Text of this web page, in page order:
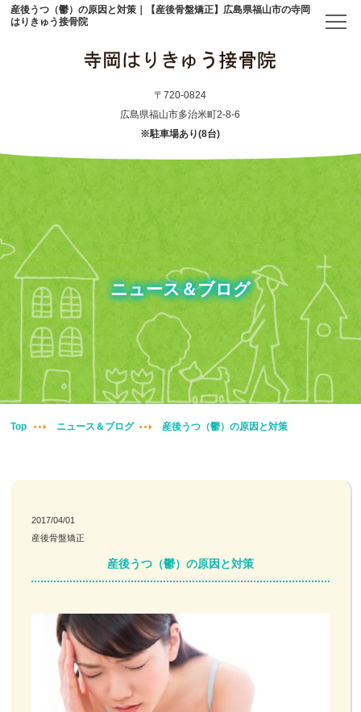
産後うつ（鬱）の原因と対策｜【産後骨盤矯正】広島県福山市の寺岡
はりきゅう接骨院
〒720-0824
広島県福山市多治米町2-8-6
※駐車場あり(8台)
初めての方へ
アクセス
メニュー・料金表
産後骨盤矯正
妊婦整体
鍼・灸・小児鍼
冷え性改善
特殊電気施術
訪問鍼灸
ニュース＆ブログ
Top ニュース＆ブログ 産後うつ（鬱）の原因と対策
2017/04/01
産後骨盤矯正
産後うつ（鬱）の原因と対策